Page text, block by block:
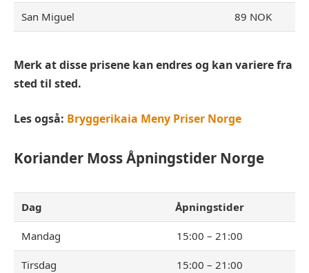
San Miguel 89 NOK
Merk at disse prisene kan endres og kan variere fra
sted til sted.
Les også: Bryggerikaia Meny Priser Norge
Koriander MossÅpningstider Norge
Dag Åpningstider
Mandag 15:00 – 21:00
Tirsdag 15:00 – 21:00